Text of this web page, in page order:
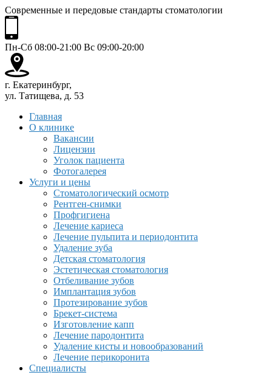
Современные и передовые стандарты стоматологии
Пн-Сб 08:00-21:00 Вс 09:00-20:00
г. Екатеринбург,
ул. Татищева, д. 53
Главная
О клинике
Вакансии
Лицензии
Уголок пациента
Фотогалерея
Услуги и цены
Стоматологический осмотр
Рентген-снимки
Профгигиена
Лечение кариеса
Лечение пульпита и периодонтита
Удаление зуба
Детская стоматология
Эстетическая стоматология
Отбеливание зубов
Имплантация зубов
Протезирование зубов
Брекет-система
Изготовление капп
Лечение пародонтита
Удаление кисты и новообразований
Лечение перикоронита
Специалисты